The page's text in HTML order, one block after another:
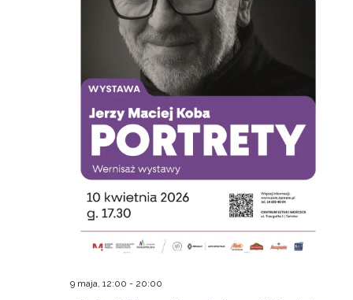
9 maja, 12:00 - 20:00